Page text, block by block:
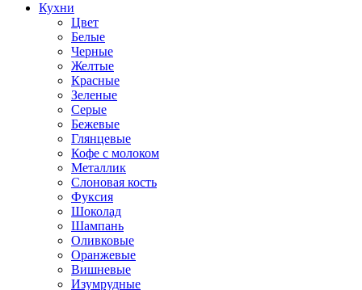
Кухни
Цвет
Белые
Черные
Желтые
Красные
Зеленые
Серые
Бежевые
Глянцевые
Кофе с молоком
Металлик
Слоновая кость
Фуксия
Шоколад
Шампань
Оливковые
Оранжевые
Вишневые
Изумрудные